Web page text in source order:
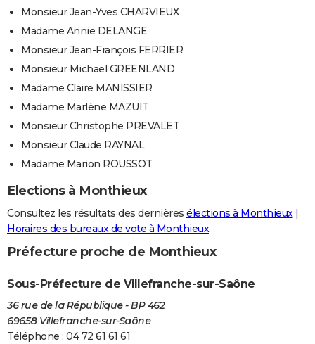
Monsieur Jean-Yves CHARVIEUX
Madame Annie DELANGE
Monsieur Jean-François FERRIER
Monsieur Michael GREENLAND
Madame Claire MANISSIER
Madame Marlène MAZUIT
Monsieur Christophe PREVALET
Monsieur Claude RAYNAL
Madame Marion ROUSSOT
Elections à Monthieux
Consultez les résultats des dernières élections à Monthieux|
Horaires des bureaux de vote à Monthieux
Préfecture proche de Monthieux
Sous-Préfecture de Villefranche-sur-Saône
36 rue de la République - BP 462
69658 Villefranche-sur-Saône
Téléphone : 04 72 61 61 61